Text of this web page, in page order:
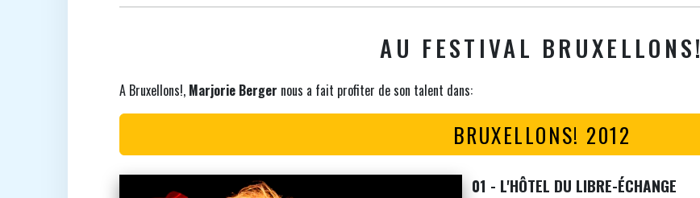
AU FESTIVAL BRUXELLONS!
A Bruxellons!, Marjorie Berger nous a fait profiter de son talent dans:
BRUXELLONS! 2012
01 - L'HÔTEL DU LIBRE-ÉCHANGE